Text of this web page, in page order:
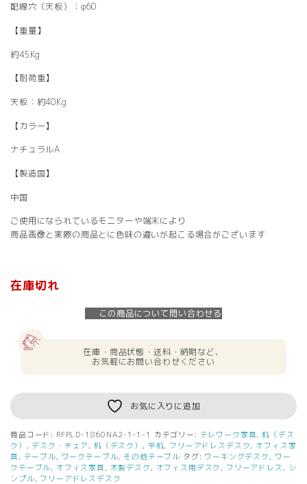
配線穴（天板）：φ60
【重量】
約45Kg
【耐荷重】
天板：約40Kg
【カラー】
ナチュラルA
【製造国】
中国
ご使用になられているモニターや端末により
商品画像と実際の商品とに色味の違いが起こる場合がございます
在庫切れ
この商品について問い合わせる
在庫・商品状態・送料・納期など、
お気軽にお問い合わせください
お気に入りに追加
商品コード: RFPLD-1860NA2-1-1-1 カテゴリー: テレワーク家具,机（デス
ク） , デスク・チェア , 机（デスク） , 平机, フリーアドレスデスク , オフィス家
具 , テーブル, ワークテーブル,その他テーブル タグ: ワーキングデスク , ワー
クテーブル, オフィス家具 , 木製デスク , オフィス用デスク , フリーアドレス , シ
ンプル, フリーアドレスデスク